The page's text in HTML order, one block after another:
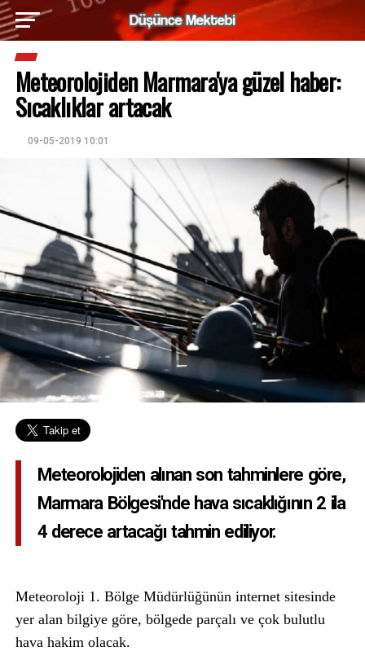
Meteorolojiden Marmara'ya güzel haber:
Sıcaklıklar artacak
09-05-2019 10:01
Meteorolojiden alınan son tahminlere göre,
Marmara Bölgesi'nde hava sıcaklığının 2 ila
4 derece artacağı tahmin ediliyor.
Meteoroloji 1. Bölge Müdürlüğünün internet sitesinde
yer alan bilgiye göre, bölgede parçalı ve çok bulutlu
hava hakim olacak.